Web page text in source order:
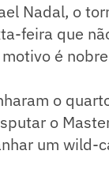
Nadal, o
feira que
é
o
o
um wild-